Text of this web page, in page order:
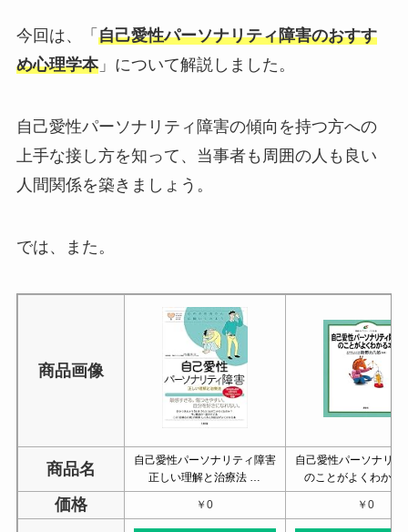
今回は、「 自己愛性パーソナリティ障害のおすす
め心理学本」について解説しました。
自己愛性パーソナリティ障害の傾向を持つ方への
上手な接し方を知って、当事者も周囲の人も良い
人間関係を築きましょう。
では、また。
商品画像
商品名
自己愛性パーソナリティ障害
正しい理解と治療法 …
自己愛性パーソナリテ
のことがよくわか
価格 ￥0 ￥0